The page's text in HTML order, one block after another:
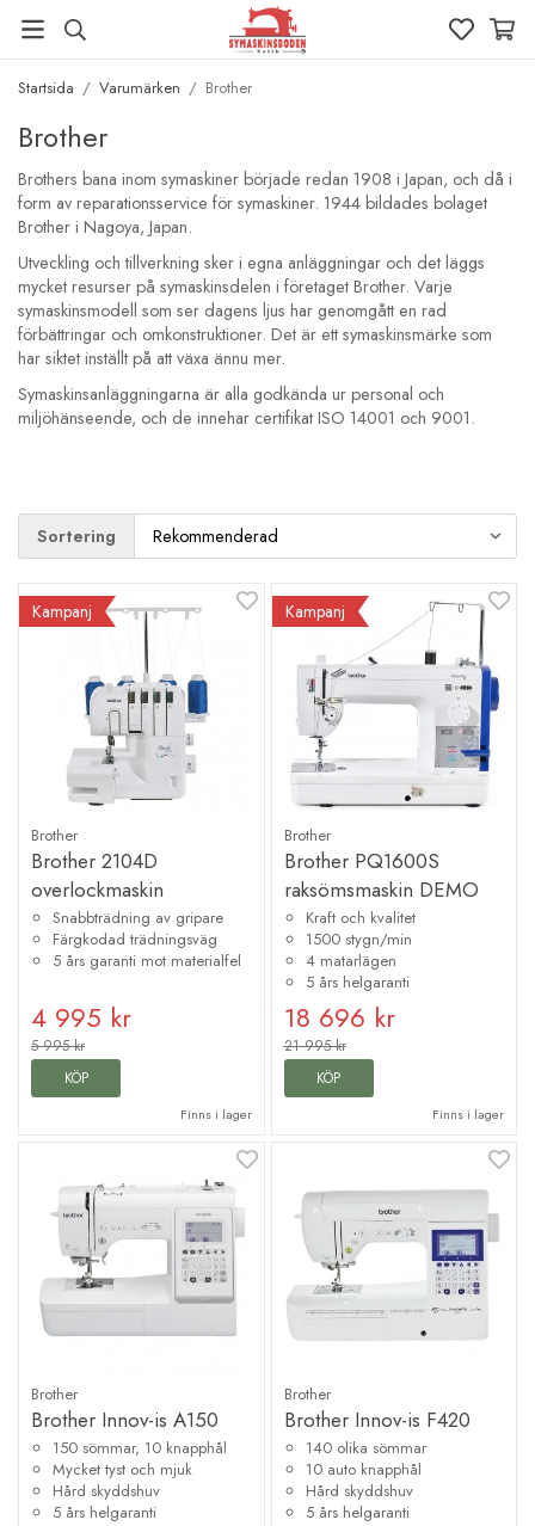
Startsida / Varumärken / Brother
Brother
Brothers bana inom symaskiner började redan 1908 i Japan, och då i
form av reparationsservice för symaskiner. 1944 bildades bolaget
Brother i Nagoya, Japan.
Utveckling och tillverkning sker i egna anläggningar och det läggs
mycket resurser på symaskinsdelen i företaget Brother. Varje
symaskinsmodell som ser dagens ljus har genomgått en rad
förbättringar och omkonstruktioner. Det är ett symaskinsmärke som
har siktet inställt på att växa ännu mer.
Symaskinsanläggningarna är alla godkända ur personal och
miljöhänseende, och de innehar certifikat ISO 14001 och 9001.
Sortering
Kampanj
Brother
Brother 2104D
overlockmaskin
Snabbträdning av gripare
Färgkodad trädningsväg
5 års garanti mot materialfel
4 995 kr
5 995 kr
KÖP
Finns i lager
Kampanj
Brother
Brother PQ1600S
raksömsmaskin DEMO
Kraft och kvalitet
1500 stygn/min
4 matarlägen
5 års helgaranti
18 696 kr
21 995 kr
KÖP
Finns i lager
Brother
Brother Innov-is A150
150 sömmar, 10 knapphål
Mycket tyst och mjuk
Hård skyddshuv
5 års helgaranti
Brother
Brother Innov-is F420
140 olika sömmar
10 auto knapphål
Hård skyddshuv
5 års helgaranti